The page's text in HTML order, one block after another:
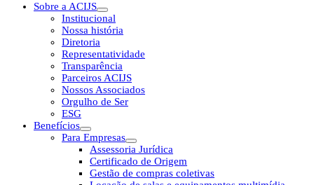
Sobre a ACIJS
Institucional
Nossa história
Diretoria
Representatividade
Transparência
Parceiros ACIJS
Nossos Associados
Orgulho de Ser
ESG
Benefícios
Para Empresas
Assessoria Jurídica
Certificado de Origem
Gestão de compras coletivas